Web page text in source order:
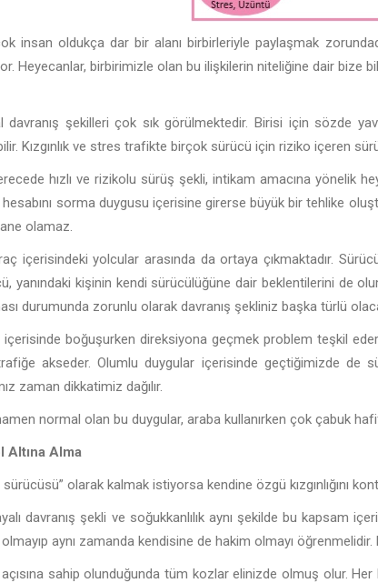
insan oldukça dar bir alanı birbirleriyle paylaşmak
Heyecanlar, birbirimizle olan bu ilişkilerin niteliğine dair bize
davranış şekilleri çok sık görülmektedir. Birisi için sözde
Kızgınlık ve stres trafikte birçok sürücü için riziko içeren
hızlı ve rizikolu sürüş şekli, intikam amacına yönelik
sorma duygusu içerisine girerse büyük bir tehlike
olamaz.
içerisindeki yolcular arasında da ortaya çıkmaktadır.
yanındaki kişinin kendi sürücülüğüne dair beklentilerini de
durumunda zorunlu olarak davranış şekliniz başka türlü
içerisinde boğuşurken direksiyona geçmek problem teşkil
akseder. Olumlu duygular içerisinde geçtiğimizde de
zaman dikkatimiz dağılır.
normal olan bu duygular, araba kullanırken çok çabuk
Altına Alma
olarak kalmak istiyorsa kendine özgü kızgınlığını
davranış şekli ve soğukkanlılık aynı şekilde bu kapsam
aynı zamanda kendisine de hakim olmayı
sahip olunduğunda tüm kozlar elinizde olmuş olur.